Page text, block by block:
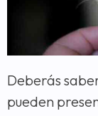
Deberás
pueden